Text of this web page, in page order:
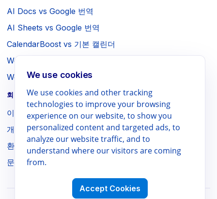
AI Docs vs Google 번역
AI Sheets vs Google 번역
CalendarBoost vs 기본 캘린더
Webpage to PDF vs 브라우저 인쇄
WebSniply vs 브라우저 스크린샷
회사 / 법적 고지
이용약관
개인정보처리방침
환불 정책
문의하기
We use cookies
We use cookies and other tracking
technologies to improve your browsing
experience on our website, to show you
personalized content and targeted ads, to
analyze our website traffic, and to
understand where our visitors are coming
from.
Accept Cookies